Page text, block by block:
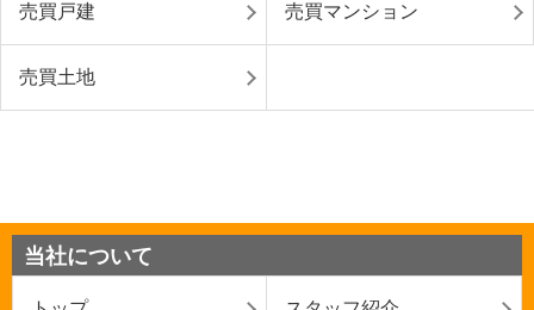
売買戸建 売買マンション
売買土地
当社について